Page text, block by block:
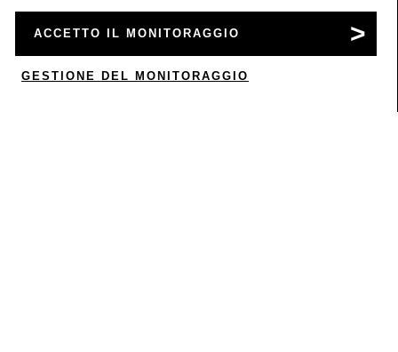
ACCOUNT
ACCETTO IL MONITORAGGIO
GESTIONE DEL MONITORAGGIO